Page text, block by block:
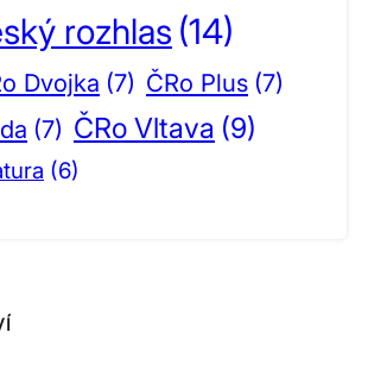
rozhlas (14)
Dvojka (7) ČRo Plus (7)
(7) ČRo Vltava (9)
(6)